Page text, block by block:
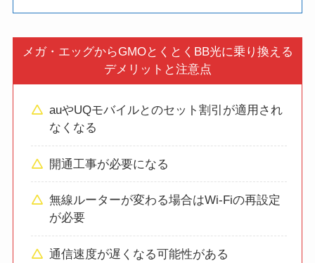
メガ・エッグからGMOとくとくBB光に乗り換える
デメリットと注意点
auやUQモバイルとのセット割引が適用され
なくなる
開通工事が必要になる
無線ルーターが変わる場合はWi-Fiの再設定
が必要
通信速度が遅くなる可能性がある